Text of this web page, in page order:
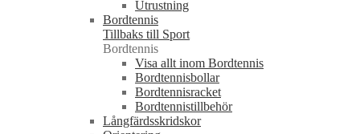
Utrustning
Bordtennis
Tillbaks till Sport
Bordtennis
Visa allt inom Bordtennis
Bordtennisbollar
Bordtennisracket
Bordtennistillbehör
Långfärdsskridskor